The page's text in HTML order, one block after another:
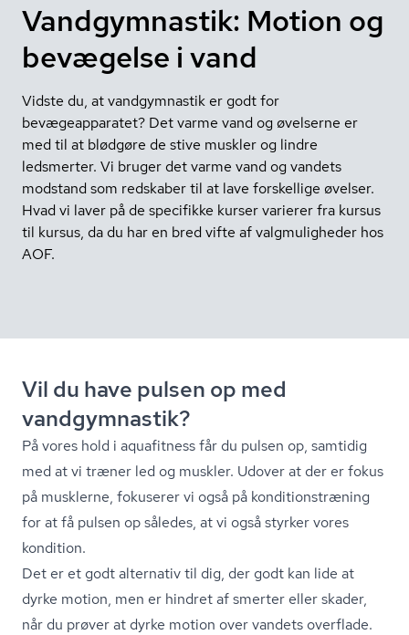
Vandgymnastik: Motion og
bevægelse i vand
Vidste du, at vandgymnastik er godt for
bevægeapparatet? Det varme vand og øvelserne er
med til at blødgøre de stive muskler og lindre
ledsmerter. Vi bruger det varme vand og vandets
modstand som redskaber til at lave forskellige øvelser.
Hvad vi laver på de specifikke kurser varierer fra kursus
til kursus, da du har en bred vifte af valgmuligheder hos
AOF.
Vil du have pulsen op med
vandgymnastik?
På vores hold i aquafitness får du pulsen op, samtidig
med at vi træner led og muskler. Udover at der er fokus
på musklerne, fokuserer vi også på kon­di­tions­træ­ning
for at få pulsen op således, at vi også styrker vores
kondition.
Det er et godt alternativ til dig, der godt kan lide at
dyrke motion, men er hindret af smerter eller skader,
når du prøver at dyrke motion over vandets overflade.